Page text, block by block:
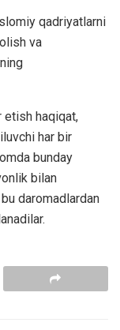
qadriyatlarni
va
etish haqiqat,
har bir
bunday
bilan
daromadlardan